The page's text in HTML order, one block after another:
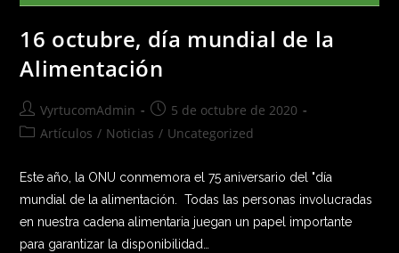
16 octubre, día mundial de la
Alimentación
VyrtucomAdmin
5 de octubre de 2020
Artículos / Noticias / Uncategorized
Este año, la ONU conmemora el 75 aniversario del "día
mundial de la alimentación. Todas las personas involucradas
en nuestra cadena alimentaria juegan un papel importante
para garantizar la disponibilidad…